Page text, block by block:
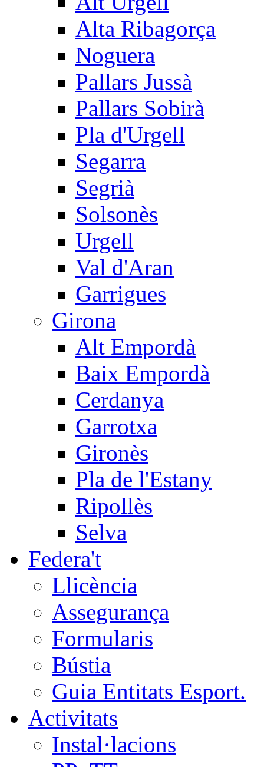
Alta Ribagorça
Noguera
Pallars Jussà
Pallars Sobirà
Pla d'Urgell
Segarra
Segrià
Solsonès
Urgell
Val d'Aran
Garrigues
Girona
Alt Empordà
Baix Empordà
Cerdanya
Garrotxa
Gironès
Pla de l'Estany
Ripollès
Selva
Federa't
Llicència
Assegurança
Formularis
Bústia
Guia Entitats Esport.
Activitats
Instal·lacions